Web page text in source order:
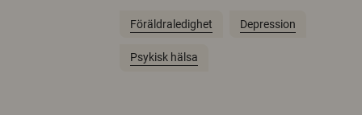
Föräldraledighet Depression
Psykisk hälsa